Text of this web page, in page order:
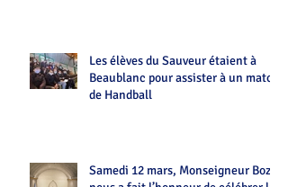
Les élèves du Sauveur étaient à
Beaublanc pour assister à un match
de Handball
Samedi 12 mars, Monseigneur Bozo